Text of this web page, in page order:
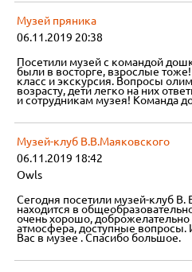
Музей пряника
06.11.2019 20:38
Посетили музей с командой
были в восторге, взрослые
класс и экскурсия. Вопросы
возрасту, дети легко на них
и сотрудникам музея! Команда
Музей-клуб В.В.Маяковского
06.11.2019 18:42
Owls
Сегодня посетили музей-клуб
находится в
очень хорошо,
атмосфера, доступные вопросы.
Вас в музее . Спасибо большое.